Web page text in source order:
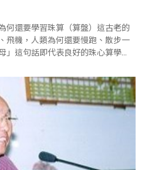
何還要學習珠算（算盤）這古老的
飛機，人類為何還要慢跑、散步一
」這句話即代表良好的珠心算學
在學習過程中累積了耐力、毅力及
的學習，對於學童的腦力開發具有
麼多的珠心算教學中..